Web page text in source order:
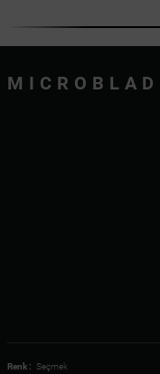
Renk : Seçmek